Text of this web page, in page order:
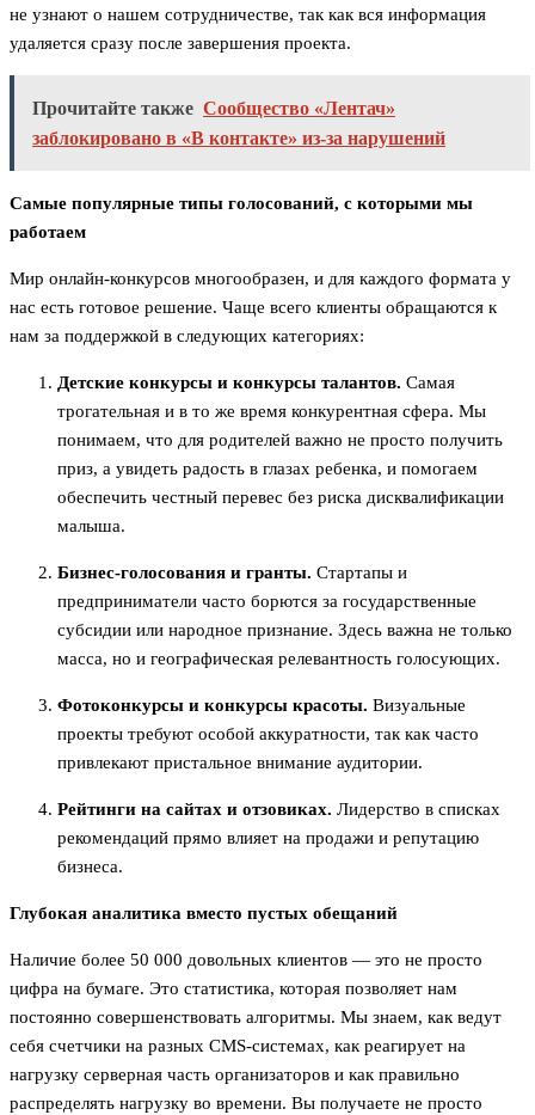
не узнают о нашем сотрудничестве, так как вся информация
удаляется сразу после завершения проекта.
Прочитайте также Сообщество «Лентач»
заблокировано в «В контакте» из-за нарушений
Самые популярные типы голосований, с которыми мы
работаем
Мир онлайн-конкурсов многообразен, и для каждого формата у
нас есть готовое решение. Чаще всего клиенты обращаются к
нам за поддержкой в следующих категориях:
Детские конкурсы и конкурсы талантов. Самая
трогательная и в то же время конкурентная сфера. Мы
понимаем, что для родителей важно не просто получить
приз, а увидеть радость в глазах ребенка, и помогаем
обеспечить честный перевес без риска дисквалификации
малыша.
Бизнес-голосования и гранты. Стартапы и
предприниматели часто борются за государственные
субсидии или народное признание. Здесь важна не только
масса, но и географическая релевантность голосующих.
Фотоконкурсы и конкурсы красоты. Визуальные
проекты требуют особой аккуратности, так как часто
привлекают пристальное внимание аудитории.
Рейтинги на сайтах и отзовиках. Лидерство в списках
рекомендаций прямо влияет на продажи и репутацию
бизнеса.
Глубокая аналитика вместо пустых обещаний
Наличие более 50 000 довольных клиентов — это не просто
цифра на бумаге. Это статистика, которая позволяет нам
постоянно совершенствовать алгоритмы. Мы знаем, как ведут
себя счетчики на разных CMS-системах, как реагирует на
нагрузку серверная часть организаторов и как правильно
распределять нагрузку во времени. Вы получаете не просто